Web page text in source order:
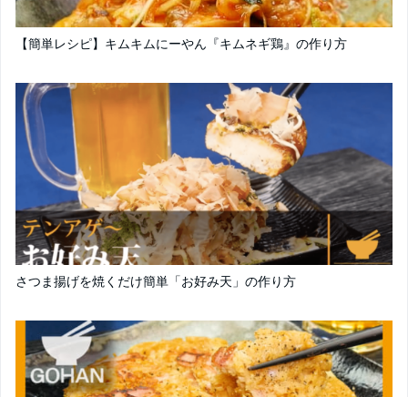
【簡単レシピ】キムキムにーやん『キムネギ鶏』の作り方
さつま揚げを焼くだけ簡単「お好み天」の作り方